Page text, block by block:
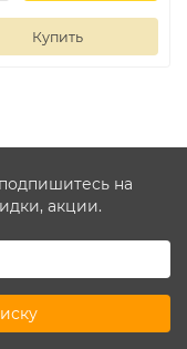
Купить
на
акции.